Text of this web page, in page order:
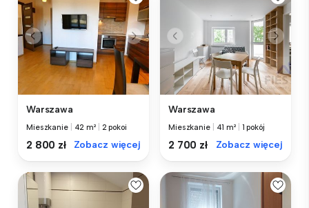
Warszawa
Mieszkanie 42 m² 2 pokoi
2 800 zł Zobacz więcej
Warszawa
Mieszkanie 41 m² 1 pokój
2 700 zł Zobacz więcej